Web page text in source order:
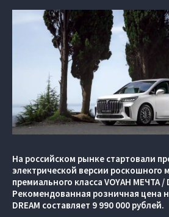
На российском рынке стартовали
электрической версии роскошного
премиального класса VOYAH МЕЧТА /
Рекомендованная розничная цена
DREAM составляет 9 990 000 рублей.